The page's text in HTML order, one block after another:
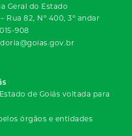
Geral do Estado
Rua 82, Nº 400, 3º andar
908
de Goiás voltada para
órgãos e entidades